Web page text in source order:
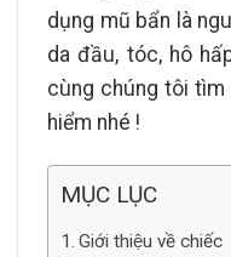
dụng mũ bẩn là
da đầu, tóc, hô
cùng chúng tôi
hiểm nhé !
MỤC LỤC
Giới thiệu về